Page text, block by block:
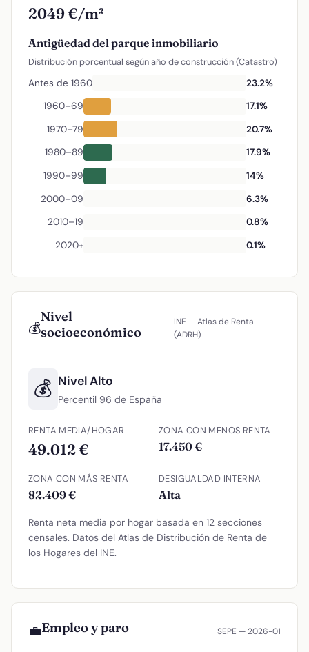
2049 €/m²
Antigüedad del parque inmobiliario
Distribución porcentual según año de construcción (Catastro)
Antes de 1960
23.2%
1960–69
17.1%
1970–79
20.7%
1980–89
17.9%
1990–99
14%
2000–09
6.3%
2010–19
0.8%
2020+
0.1%
💰
Nivel
socioeconómico
INE — Atlas de Renta
(ADRH)
💰 Nivel Alto
Percentil 96 de España
RENTA MEDIA/HOGAR
49.012 €
ZONA CON MENOS RENTA
17.450 €
ZONA CON MÁS RENTA
82.409 €
DESIGUALDAD INTERNA
Alta
Renta neta media por hogar basada en 12 secciones
censales. Datos del Atlas de Distribución de Renta de
los Hogares del INE.
💼Empleo y paro SEPE — 2026-01